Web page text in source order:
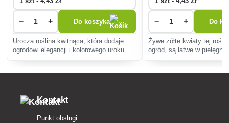
− + Do koszyka
Urocza roślina kwitnąca, która dodaje
ogrodowi elegancji i kolorowego uroku.
− + Do
Żywe żółte kwiaty tej
ogród, są łatwe w
Kontakt
Punkt obsługi: